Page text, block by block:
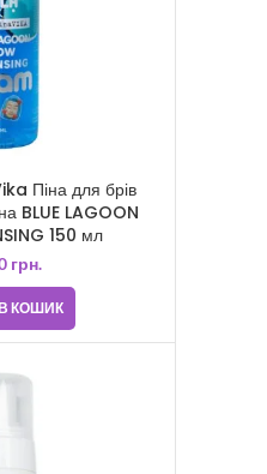
Піна для брів
BLUE LAGOON
150 мл
грн.
КОШИК